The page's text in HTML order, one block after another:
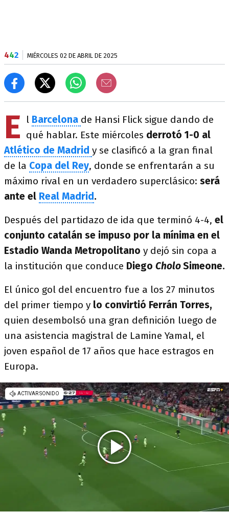
442 MIÉRCOLES 02 DE ABRIL DE 2025
E l Barcelona de Hansi Flick sigue dando de
qué hablar. Este miércoles derrotó 1-0 al
Atlético de Madrid y se clasificó a la gran final
de la Copa del Rey, donde se enfrentarán a su
máximo rival en un verdadero superclásico: será
ante el Real Madrid.
Después del partidazo de ida que terminó 4-4, el
conjunto catalán se impuso por la mínima en el
Estadio Wanda Metropolitano y dejó sin copa a
la institución que conduce Diego CholoSimeone.
El único gol del encuentro fue a los 27 minutos
del primer tiempo y lo convirtió Ferrán Torres,
quien desembolsó una gran definición luego de
una asistencia magistral de Lamine Yamal, el
joven español de 17 años que hace estragos en
Europa.